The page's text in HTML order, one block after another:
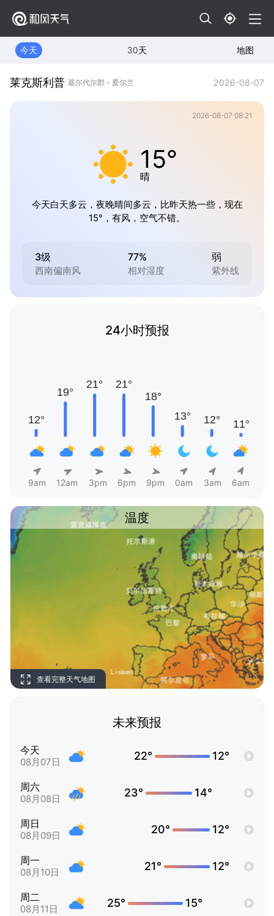
今天 30天 地图
莱克斯利普 基尔代尔郡 - 爱尔兰 2026-08-07
2026-08-07 08:21
15°
晴
今天白天多云，夜晚晴间多云，比昨天热一些，现在
15°，有风，空气不错。
3级
西南偏南风
77%
相对湿度
弱
紫外线
24小时预报
9am 12am 3pm 6pm 9pm 0am 3am 6am
温度
查看完整天气地图
未来预报
今天
08月07日 22° 12°
周六
08月08日 23° 14°
周日
08月09日 20° 12°
周一
08月10日 21° 12°
周二
08月11日 25° 15°